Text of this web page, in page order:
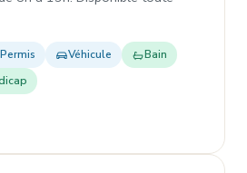
Permis Véhicule
Bain